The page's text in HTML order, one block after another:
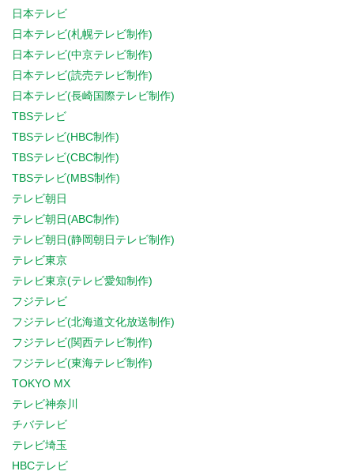
日本テレビ
日本テレビ(札幌テレビ制作)
日本テレビ(中京テレビ制作)
日本テレビ(読売テレビ制作)
日本テレビ(長崎国際テレビ制作)
TBSテレビ
TBSテレビ(HBC制作)
TBSテレビ(CBC制作)
TBSテレビ(MBS制作)
テレビ朝日
テレビ朝日(ABC制作)
テレビ朝日(静岡朝日テレビ制作)
テレビ東京
テレビ東京(テレビ愛知制作)
フジテレビ
フジテレビ(北海道文化放送制作)
フジテレビ(関西テレビ制作)
フジテレビ(東海テレビ制作)
TOKYO MX
テレビ神奈川
チバテレビ
テレビ埼玉
HBCテレビ